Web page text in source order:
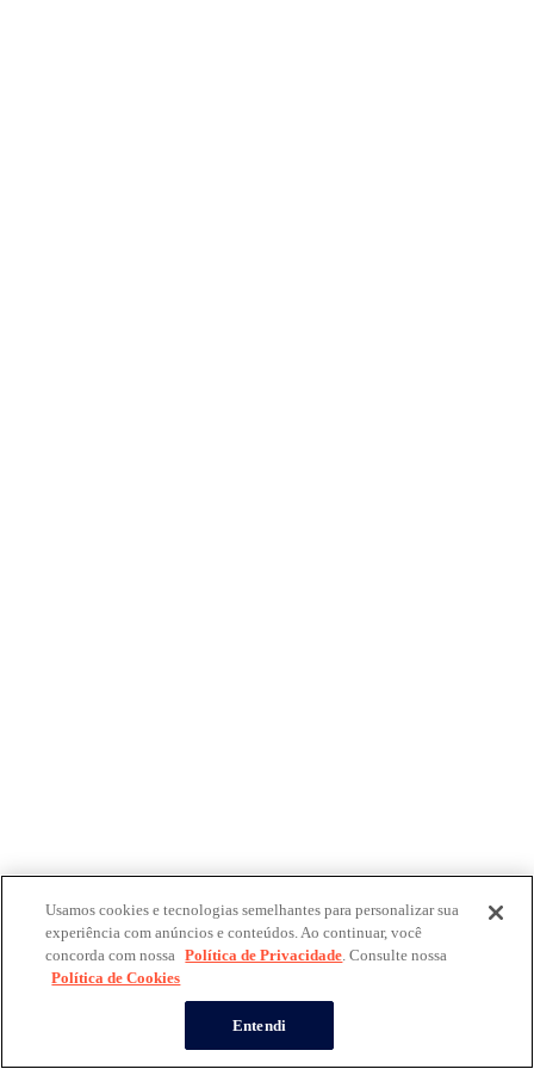
Usamos cookies e tecnologias semelhantes para personalizar sua
experiência com anúncios e conteúdos. Ao continuar, você
concorda com nossa Política de Privacidade. Consulte nossa
Política de Cookies
Entendi